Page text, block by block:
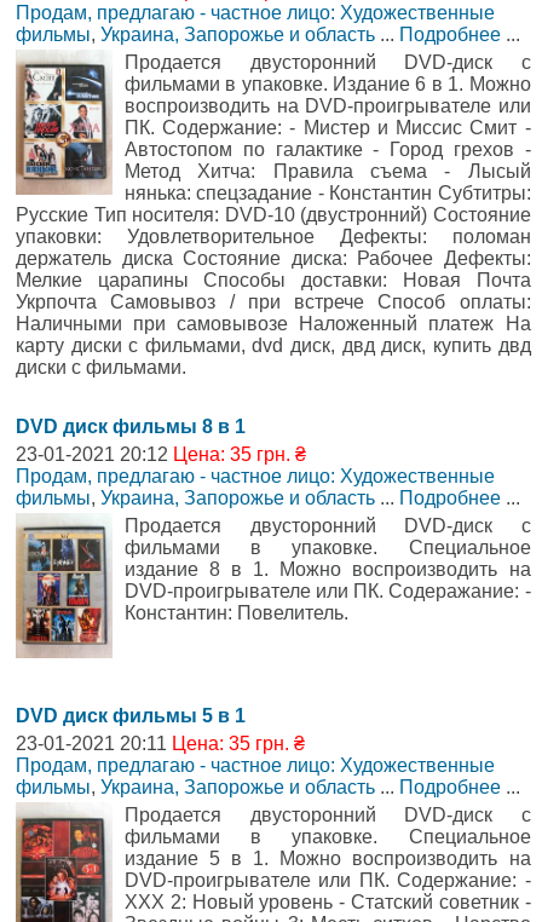
Продам, предлагаю - частное лицо: Художественные
фильмы, Украина, Запорожье и область ... Подробнее ...
Продается двусторонний DVD-диск с
фильмами в упаковке. Издание 6 в 1. Можно
воспроизводить на DVD-проигрывателе или
ПК. Содержание: - Мистер и Миссис Смит -
Автостопом по галактике - Город грехов -
Метод Хитча: Правила съема - Лысый
нянька: спецзадание - Константин Субтитры:
Русские Тип носителя: DVD-10 (двустронний) Состояние
упаковки: Удовлетворительное Дефекты: поломан
держатель диска Состояние диска: Рабочее Дефекты:
Мелкие царапины Способы доставки: Новая Почта
Укрпочта Самовывоз / при встрече Способ оплаты:
Наличными при самовывозе Наложенный платеж На
карту диски с фильмами, dvd диск, двд диск, купить двд
диски с фильмами.
DVD диск фильмы 8 в 1
23-01-2021 20:12 Цена: 35 грн. ₴
Продам, предлагаю - частное лицо: Художественные
фильмы, Украина, Запорожье и область ... Подробнее ...
Продается двусторонний DVD-диск с
фильмами в упаковке. Специальное
издание 8 в 1. Можно воспроизводить на
DVD-проигрывателе или ПК. Содеражание: -
Константин: Повелитель.
DVD диск фильмы 5 в 1
23-01-2021 20:11 Цена: 35 грн. ₴
Продам, предлагаю - частное лицо: Художественные
фильмы, Украина, Запорожье и область ... Подробнее ...
Продается двусторонний DVD-диск с
фильмами в упаковке. Специальное
издание 5 в 1. Можно воспроизводить на
DVD-проигрывателе или ПК. Содержание: -
ХХХ 2: Новый уровень - Статский советник -